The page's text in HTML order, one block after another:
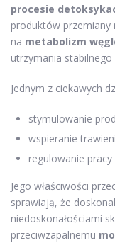
procesie
produktów przemiany
na metabolizm
utrzymania
Jednym z ciekawych
stymulowanie
wspieranie
regulowanie
Jego właściwości
sprawiają, że
niedoskonałościami
przeciwzapalnemu